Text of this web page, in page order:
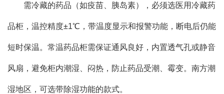
需冷藏的药品（如疫苗、胰岛素），必须选医用冷藏药
品柜，温控精度±1℃，带温度显示和报警功能，断电后仍能
短时保温。常温药品柜需保证通风良好，内置透气孔或静音
风扇，避免柜内潮湿、闷热，防止药品受潮、霉变。南方潮
湿地区，可选带除湿功能的款式。